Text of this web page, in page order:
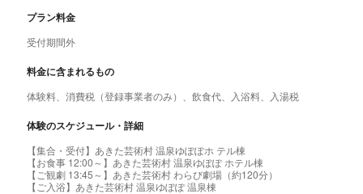
プラン料金
受付期間外
料金に含まれるもの
体験料、消費税（登録事業者のみ）、飲食代、入浴料、入湯税
体験のスケジュール・詳細
【集合・受付】あきた芸術村 温泉ゆぽぽホ テル棟
【お食事 12:00～】あきた芸術村 温泉ゆぽぽ ホテル棟
【ご観劇 13:45～】あきた芸術村 わらび劇場（約120分）
【ご入浴】あきた芸術村 温泉ゆぽぽ 温泉棟